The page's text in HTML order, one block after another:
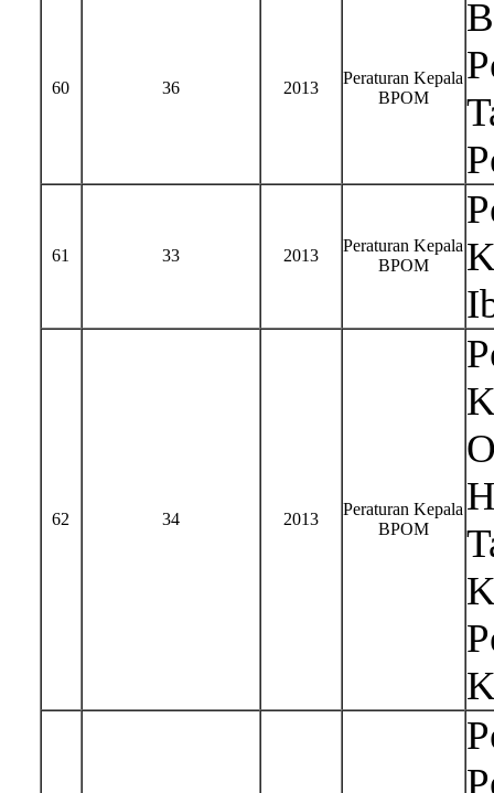
60 36 2013
Peraturan Kepala
BPOM
61 33 2013
Peraturan Kepala
BPOM
62 34 2013
Peraturan Kepala
BPOM